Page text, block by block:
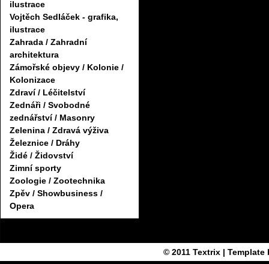
ilustrace
Vojtěch Sedláček - grafika,
ilustrace
Zahrada / Zahradní
architektura
Zámořské objevy / Kolonie /
Kolonizace
Zdraví / Léčitelství
Zednáři / Svobodné
zednářství / Masonry
Zelenina / Zdravá výživa
Železnice / Dráhy
Židé / Židovství
Zimní sporty
Zoologie / Zootechnika
Zpěv / Showbusiness /
Opera
© 2011 Textrix| Template